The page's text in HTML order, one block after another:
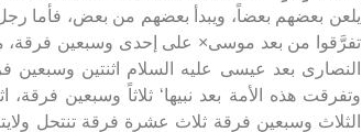
يلعن بعضهم بعضاً، ويبدأ بعضهم من بعض، فأما
تفرَّقوا من بعد موسى× على إحدى وسبعين فرقة،
النصارى بعد عيسى عليه السلام اثنتين وسبعين
وتفرقت هذه الأمة بعد نبيها‘ ثلاثاً وسبعين
الثلاث وسبعين فرقة ثلاث عشرة فرقة تنتحل